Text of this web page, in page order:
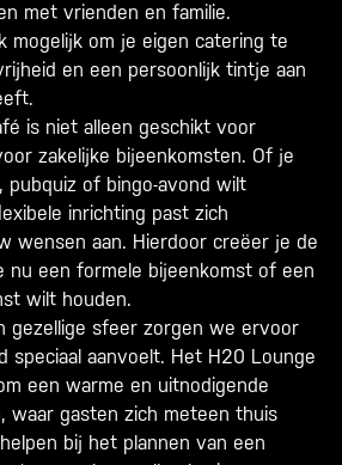
met vrienden en familie.
mogelijk om je eigen catering te
en een persoonlijk tintje aan
is niet alleen geschikt voor
zakelijke bijeenkomsten. Of je
pubquiz of bingo-avond wilt
inrichting past zich
wensen aan. Hierdoor creëer je de
een formele bijeenkomst of een
wilt houden.
gezellige sfeer zorgen we ervoor
speciaal aanvoelt. Het H20 Lounge
een warme en uitnodigende
waar gasten zich meteen thuis
bij het plannen van een